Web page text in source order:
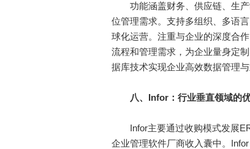
功能涵盖财务、供应链、生产
位管理需求。支持多组织、多语
球化运营。注重与企业的深度合
流程和管理需求，为企业量身定
据库技术实现企业高效数据管理
八、Infor：行业垂直领域的
Infor主要通过收购模式发展
企业管理软件厂商收入囊中。